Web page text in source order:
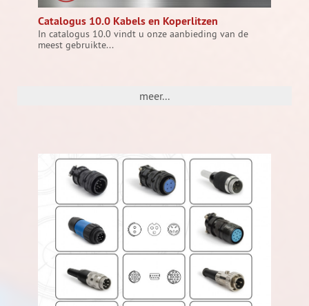
Catalogus 10.0 Kabels en Koperlitzen
In catalogus 10.0 vindt u onze aanbieding van de
meest gebruikte...
meer...